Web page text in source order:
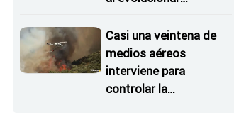
el riesgo
Casi una veintena de
medios aéreos
interviene para
controlar la